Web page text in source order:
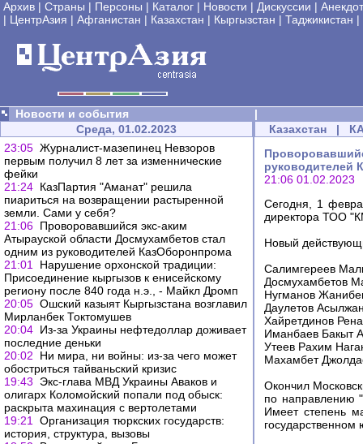
Архив | Страны | Персоны | Каталог | Новости | Дискуссии |
| ЦентрАзия | Афганистан | Казахстан | Кыргызстан | Таджикистан |
Новости и события
|
Среда, 01.02.2023
23:05 Журналист-мазепинец Невзоров
первым получил 8 лет за изменнические
фейки
21:24 КазПартия "Аманат" решила
пиариться на возвращении растыренной
земли. Сами у себя?
21:06 Проворовавшийся экс-аким
Атырауской области Досмухамбетов стал
одним из руководителей КазОборонпрома
21:01
Нарушение орхонской традиции:
Присоединение кыргызов к енисейскому
региону после 840 года н.э., - Майкл Дромп
20:05 Ошский казыят Кыргызстана возглавил
Мирланбек Токтомушев
20:04 Из-за Украины нефтедоллар доживает
последние деньки
20:02
Ни мира, ни войны: из-за чего может
обостриться тайваньский кризис
19:43
Экс-глава МВД Украины Аваков и
олигарх Коломойский попали под обыск:
раскрыта махинация с вертолетами
19:21
Организация тюркских государств:
история, структура, вызовы
Казахстан |
руководителей
21:06 01.02.2023
Сегодня, 1
директора ТОО
Новый
Салимгереев
Досмухамбетов
Нугманов
Даулетов
Хайретдинов
Иманбаев Бакыт
Утеев Рахим
Махамбет
Окончил
по направлению
Имеет степень
государственном